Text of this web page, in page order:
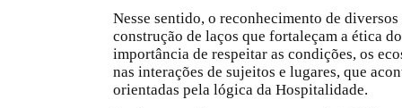
Nesse sentido, o reconhecimento de
construção de laços que fortaleçam a ética
importância de respeitar as condições, os
nas interações de sujeitos e lugares, que
orientadas pela lógica da Hospitalidade.